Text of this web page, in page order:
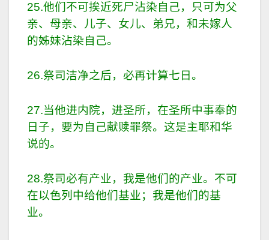
25.他们不可挨近死尸沾染自己，只可为父
亲、母亲、儿子、女儿、弟兄，和未嫁人
的姊妹沾染自己。
26.祭司洁净之后，必再计算七日。
27.当他进内院，进圣所，在圣所中事奉的
日子，要为自己献赎罪祭。这是主耶和华
说的。
28.祭司必有产业，我是他们的产业。不可
在以色列中给他们基业；我是他们的基
业。